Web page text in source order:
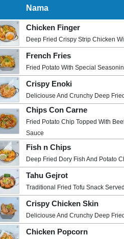
Nama
Chicken Finger
Deep Fried Crispy Strip Chicken
French Fries
Fried Potato With Special
Crispy Enoki
Deliciouse And Crunchy Deep
Chips Con Carne
Fried Potato Chip Topped With
Sauce
Fish n Chips
Deep Fried Dory Fish And Potato
Tahu Gejrot
Traditional Fried Tofu Snack
Crispy Chicken Skin
Deliciouse And Crunchy Deep
Chicken Popcorn